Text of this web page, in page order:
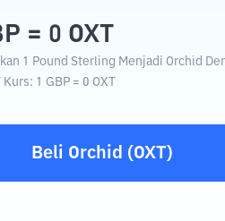
= 0 OXT
1 Pound Sterling Menjadi Orchid
Kurs: 1 GBP = 0 OXT
Beli Orchid (OXT)